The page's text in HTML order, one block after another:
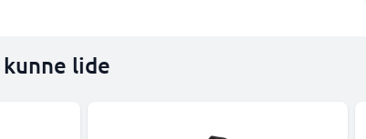
kunne lide